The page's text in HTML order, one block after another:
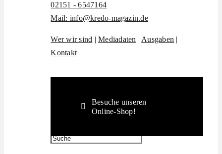
02151 - 6547164
Mail: info@kredo-magazin.de
Wer wir sind |Mediadaten | Ausgaben |
Kontakt
Besuche unseren
Online-Shop!